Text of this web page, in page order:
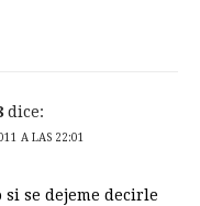
dice:
A LAS 22:01
se dejeme decirle